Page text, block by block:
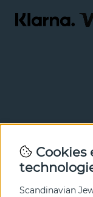
Met onze
nieuws en
Cookies
Scandinavian